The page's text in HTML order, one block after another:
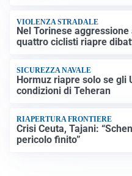
VIOLENZA STRADALE
Nel Torinese
quattro ciclisti riapre
SICUREZZA NAVALE
Hormuz riapre solo se gli
condizioni di Teheran
RIAPERTURA FRONTIERE
Crisi Ceuta, Tajani:
pericolo finito”